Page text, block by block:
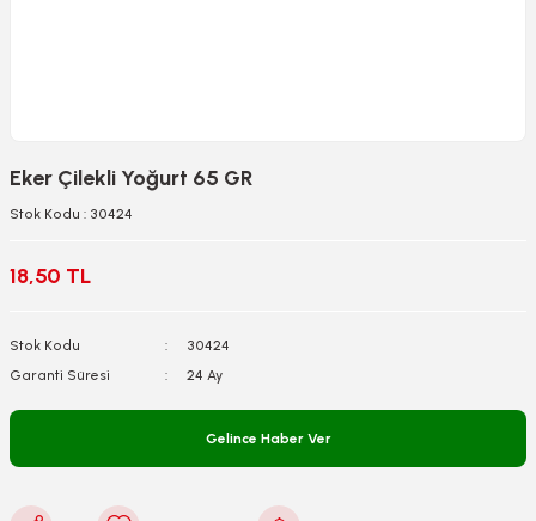
Eker Çilekli Yoğurt 65 GR
Stok Kodu : 30424
18,50 TL
Stok Kodu
30424
Garanti Süresi
24 Ay
Gelince Haber Ver